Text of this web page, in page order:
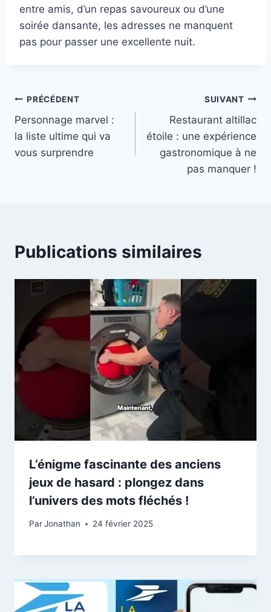
entre amis, d’un repas savoureux ou d’une
soirée dansante, les adresses ne manquent
pas pour passer une excellente nuit.
Navigation
de
l’article
PRÉCÉDENT
Personnage marvel :
la liste ultime qui va
vous surprendre
SUIVANT
Restaurant altillac
étoile : une expérience
gastronomique à ne
pas manquer !
Publications similaires
L’énigme fascinante des anciens
jeux de hasard : plongez dans
l’univers des mots fléchés !
ParJonathan 24 février 2025